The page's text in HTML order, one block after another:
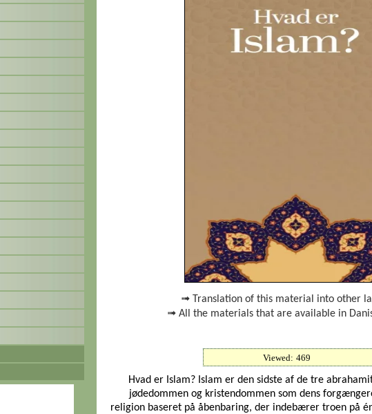
➟ Translation of this material into other
➟ All the materials that are available in
Viewed: 469
Hvad er Islam? Islam er den sidste af de tre
jødedommen og kristendommen som dens
religion baseret på åbenbaring, der indebærer troen på